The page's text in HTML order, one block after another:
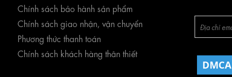
Chính sách bảo hành sản phẩm
Chính sách giao nhận, vận chuyển
Phương thức thanh toán
Chính sách khách hàng thân thiết